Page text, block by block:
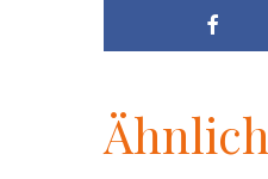
Ähnlich